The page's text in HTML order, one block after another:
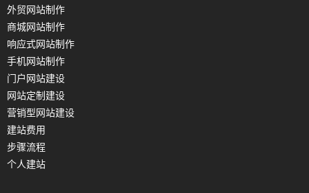
外贸网站制作
商城网站制作
响应式网站制作
手机网站制作
门户网站建设
网站定制建设
营销型网站建设
建站费用
步骤流程
个人建站